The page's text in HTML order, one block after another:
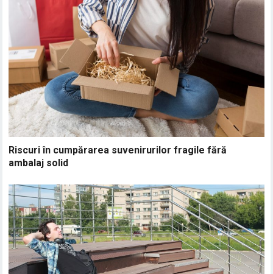
Riscuri în cumpărarea suvenirurilor fragile fără
ambalaj solid